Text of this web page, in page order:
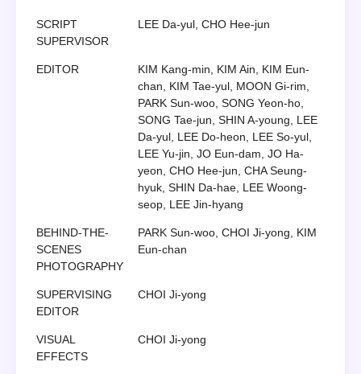
SCRIPT
SUPERVISOR
LEE Da-yul, CHO Hee-jun
EDITOR
KIM Kang-min, KIM Ain, KIM Eun-
chan, KIM Tae-yul, MOON Gi-rim,
PARK Sun-woo, SONG Yeon-ho,
SONG Tae-jun, SHIN A-young, LEE
Da-yul, LEE Do-heon, LEE So-yul,
LEE Yu-jin, JO Eun-dam, JO Ha-
yeon, CHO Hee-jun, CHA Seung-
hyuk, SHIN Da-hae, LEE Woong-
seop, LEE Jin-hyang
BEHIND-THE-
SCENES
PHOTOGRAPHY
PARK Sun-woo, CHOI Ji-yong, KIM
Eun-chan
SUPERVISING
EDITOR
CHOI Ji-yong
VISUAL
EFFECTS
CHOI Ji-yong